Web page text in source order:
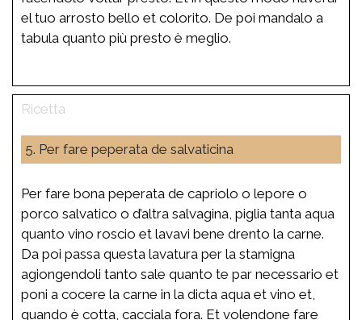
el tuo arrosto bello et colorito. De poi mandalo a
tabula quanto più presto è meglio.
5. Per fare peperata de salvaticina
Per fare bona peperata de capriolo o lepore o
porco salvatico o d’altra salvagina, piglia tanta aqua
quanto vino roscio et lavavi bene drento la carne.
Da poi passa questa lavatura per la stamigna
agiongendoli tanto sale quanto te par necessario et
poni a cocere la carne in la dicta aqua et vino et,
quando è cotta, cacciala fora. Et volendone fare